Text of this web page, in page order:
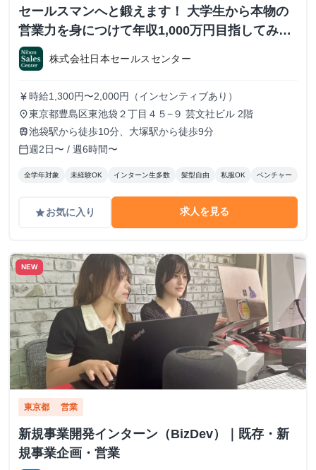
セールスマンへと鍛えます！ 大学生から本物の
営業力を身につけて年収1,000万円目指してみま
せんか？ ※当社直結内定あり #学歴不問 #未経験
可 #1.2年生可 - 株式会社日本セールスセンター
の長期・有給インターンシップ
株式会社日本セールスセンター
currency_yen 時給1,300円〜2,000円（インセンティブあり）
place東京都豊島区東池袋２丁目４５−９ 芸文社ビル 2階
train池袋駅から徒歩10分、大塚駅から徒歩9分
calendar_today週2日〜 / 週6時間〜
全学年対象 未経験OK インターン生多数 髪型自由 私服OK ベンチャー
gradeお気に入り 求人を見る
NEW
東京都 営業
新規事業開発インターン（BizDev）｜既存・新
規事業企画・営業